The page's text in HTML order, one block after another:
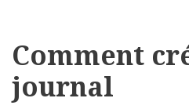
Comment
journal